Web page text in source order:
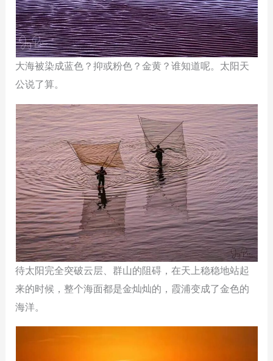
大海被染成蓝色？抑或粉色？金黄？谁知道呢。太阳天
公说了算。
待太阳完全突破云层、群山的阻碍，在天上稳稳地站起
来的时候，整个海面都是金灿灿的，霞浦变成了金色的
海洋。